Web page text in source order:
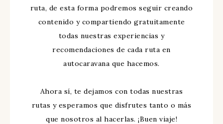
ruta, de esta forma podremos seguir creando
contenido y compartiendo gratuitamente
todas nuestras experiencias y
recomendaciones de cada ruta en
autocaravana que hacemos.
Ahora sí, te dejamos con todas nuestras
rutas y esperamos que disfrutes tanto o más
que nosotros al hacerlas. ¡Buen viaje!